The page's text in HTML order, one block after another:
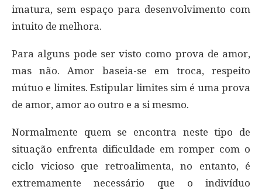
imatura, sem espaço para desenvolvimento com
intuito de melhora.
Para alguns pode ser visto como prova de amor,
mas não. Amor baseia-se em troca, respeito
mútuo e limites. Estipular limites sim é uma prova
de amor, amor ao outro e a si mesmo.
Normalmente quem se encontra neste tipo de
situação enfrenta dificuldade em romper com o
ciclo vicioso que retroalimenta, no entanto, é
extremamente necessário que o indivíduo